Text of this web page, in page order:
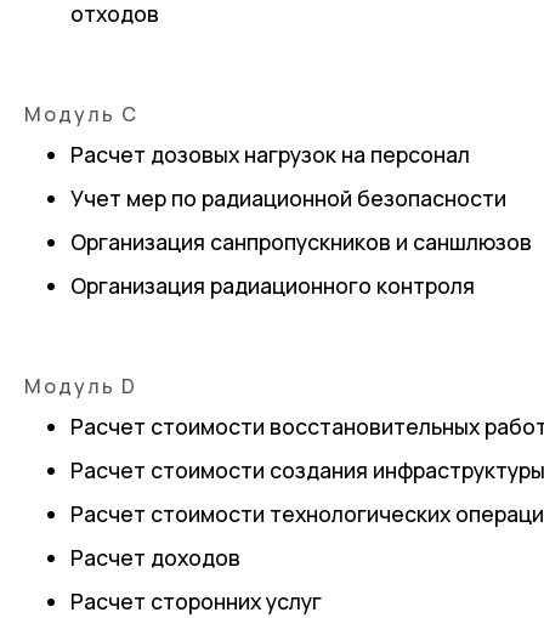
отходов
Модуль С
Расчет дозовых нагрузок на персонал
Учет мер по радиационной безопасности
Организация санпропускников и саншлюзов
Организация радиационного контроля
Модуль D
Расчет стоимости восстановительных
Расчет стоимости создания
Расчет стоимости технологических
Расчет доходов
Расчет сторонних услуг